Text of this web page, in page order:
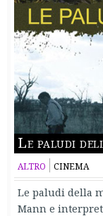
Le paludi
ALTRO CINEMA
Le paludi della
Mann e